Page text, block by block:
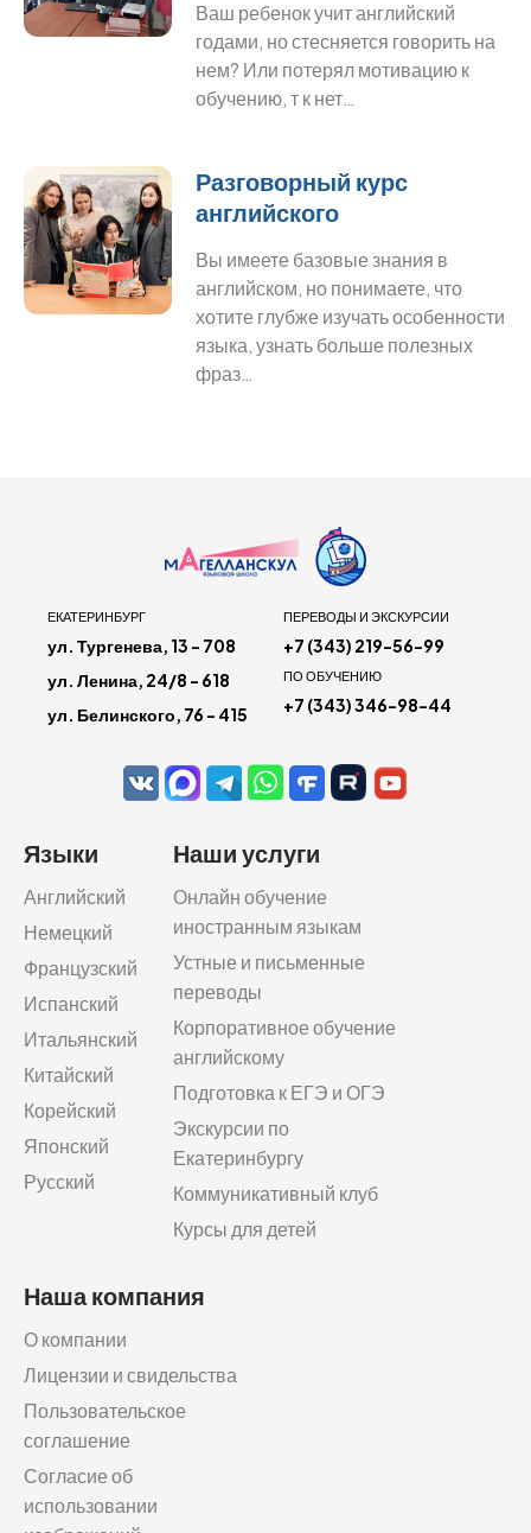
Ваш ребенок учит английский
годами, но стесняется говорить на
нем? Или потерял мотивацию к
обучению, т к нет…
Разговорный курс
английского
Вы имеете базовые знания в
английском, но понимаете, что
хотите глубже изучать особенности
языка, узнать больше полезных
фраз…
ЕКАТЕРИНБУРГ
ул. Тургенева, 13 - 708
ул. Ленина, 24/8 - 618
ул. Белинского, 76 - 415
ПЕРЕВОДЫ И ЭКСКУРСИИ
+7 (343) 219-56-99
ПО ОБУЧЕНИЮ
+7 (343) 346-98-44
Языки
Английский
Немецкий
Французский
Испанский
Итальянский
Китайский
Корейский
Японский
Русский
Наши услуги
Онлайн обучение
иностранным языкам
Устные и письменные
переводы
Корпоративное обучение
английскому
Подготовка к ЕГЭ и ОГЭ
Экскурсии по
Екатеринбургу
Коммуникативный клуб
Курсы для детей
Наша компания
О компании
Лицензии и свидельства
Пользовательское
соглашение
Согласие об
использовании